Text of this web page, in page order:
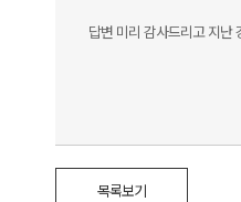
답변 미리 감사드리고 지
목록보기